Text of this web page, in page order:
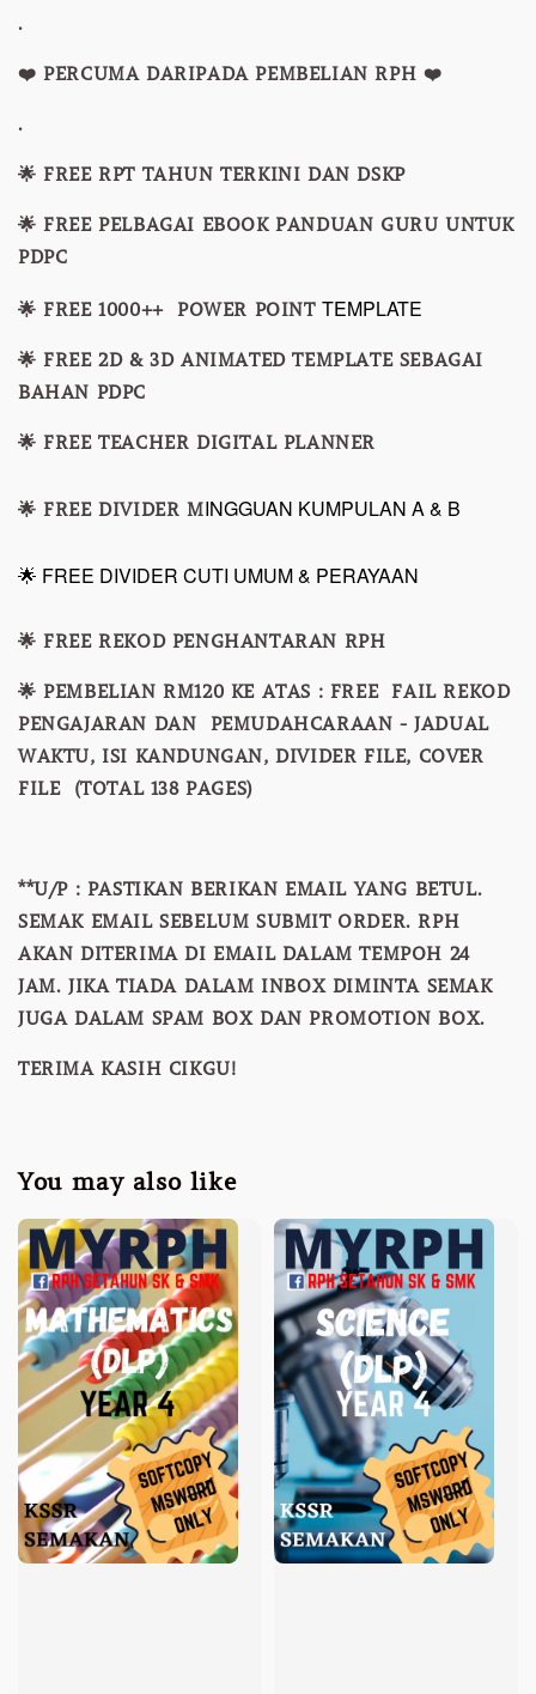
.
❤️ PERCUMA DARIPADA PEMBELIAN RPH ❤️
.
🌟 FREE RPT TAHUN TERKINI DAN DSKP
🌟 FREE PELBAGAI EBOOK PANDUAN GURU UNTUK
PDPC
🌟 FREE 1000++ POWER POINTTEMPLATE
🌟 FREE 2D & 3D ANIMATED TEMPLATE SEBAGAI
BAHAN PDPC
🌟 FREE TEACHER DIGITAL PLANNER
🌟 FREE DIVIDER MINGGUAN KUMPULAN A & B
🌟 FREE DIVIDER CUTI UMUM & PERAYAAN
🌟 FREE REKOD PENGHANTARAN RPH
🌟 PEMBELIAN RM120 KE ATAS : FREE FAIL REKOD
PENGAJARAN DAN PEMUDAHCARAAN - JADUAL
WAKTU, ISI KANDUNGAN, DIVIDER FILE, COVER
FILE (TOTAL 138 PAGES)
**U/P : PASTIKAN BERIKAN EMAIL YANG BETUL.
SEMAK EMAIL SEBELUM SUBMIT ORDER. RPH
AKAN DITERIMA DI EMAIL DALAM TEMPOH 24
JAM. JIKA TIADA DALAM INBOX DIMINTA SEMAK
JUGA DALAM SPAM BOX DAN PROMOTION BOX.
TERIMA KASIH CIKGU!
You may also like